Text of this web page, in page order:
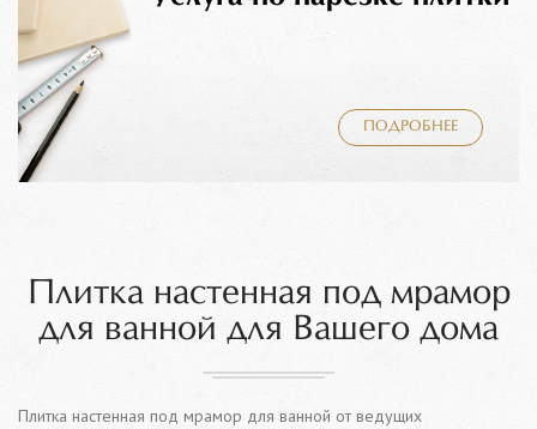
ПОДРОБНЕЕ
Плитка настенная под мрамор
для ванной для Вашего дома
Плитка настенная под мрамор для ванной от ведущих